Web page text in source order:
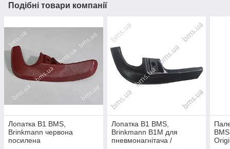
Подібні товари компанії
Лопатка B1 BMS,
Brinkmann червона
посилена
Лопатка B1 BMS,
Brinkmann В1М для
пневмонагнітача /